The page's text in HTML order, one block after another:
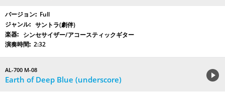
Full
サントラ(劇伴)
シンセサイザー/アコースティックギター
2:32
AL-700 M-08
Earth of Deep Blue (underscore)